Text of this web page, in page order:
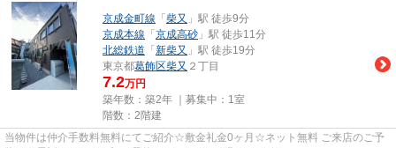
京成金町線 「 柴又 」駅 徒歩9分
京成本線 「 京成高砂 」駅 徒歩11分
北総鉄道 「 新柴又 」駅 徒歩19分
東京都葛飾区柴又 ２丁目
7.2万円
築年数：築2年 ｜募集中： 1室
階数：2階建
当物件は仲介手数料無料にてご紹介☆敷金礼金0ヶ月☆ネット無料 ご来店のご予